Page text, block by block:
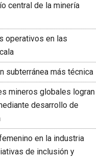
central de la minería
operativos en las
subterránea más técnica
mineros globales logran
desarrollo de
en la industria
de inclusión y